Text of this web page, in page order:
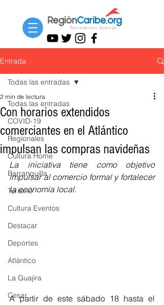
Entrada
Todas las entradas
COVID-19
Regionales
Cultura Home
Barranquilla
Turismo
Cultura Eventos
Destacar
Deportes
Atlántico
La Guajira
Cesar
Todas las entradas
Con horarios extendidos
comerciantes en el Atlántico
impulsan las compras navideñas
2 min de lectura
La iniciativa tiene como objetivo
impulsar al comercio formal y fortalecer
la economía local.
A partir de este sábado 18 hasta el